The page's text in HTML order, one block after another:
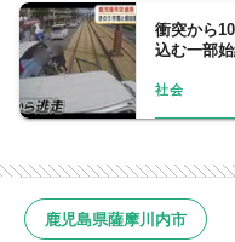
衝突から
込む一部
社会
鹿児島県薩摩川内市